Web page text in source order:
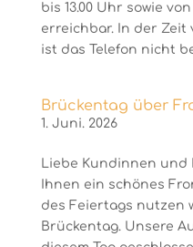
bis 13.00 Uhr sowie
erreichbar. In der Zeit
ist das Telefon nicht
Brückentag über
1. Juni. 2026
Liebe Kundinnen und
Ihnen ein schönes
des Feiertags nutzen
Brückentag. Unsere